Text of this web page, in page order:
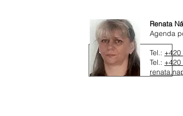
Renata
Agenda
Tel.: +420
Tel.: +420